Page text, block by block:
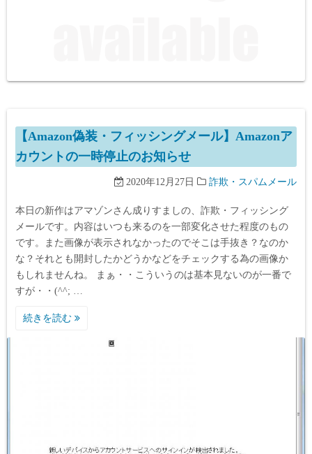
【Amazon偽装・フィッシングメール】Amazonア
カウントの一時停止のお知らせ
2020年12月27日 詐欺・スパムメール
本日の新作はアマゾンさん成りすましの、詐欺・フィッシング
メールです。内容はいつも来るのを一部変化させた程度のもの
です。また画像が表示されなかったのでそこは手抜き？なのか
な？それとも開封したかどうかなどをチェックする為の画像か
もしれませんね。 まぁ・・こういうのは基本見ないのが一番で
すが・・(^^; …
続きを読む